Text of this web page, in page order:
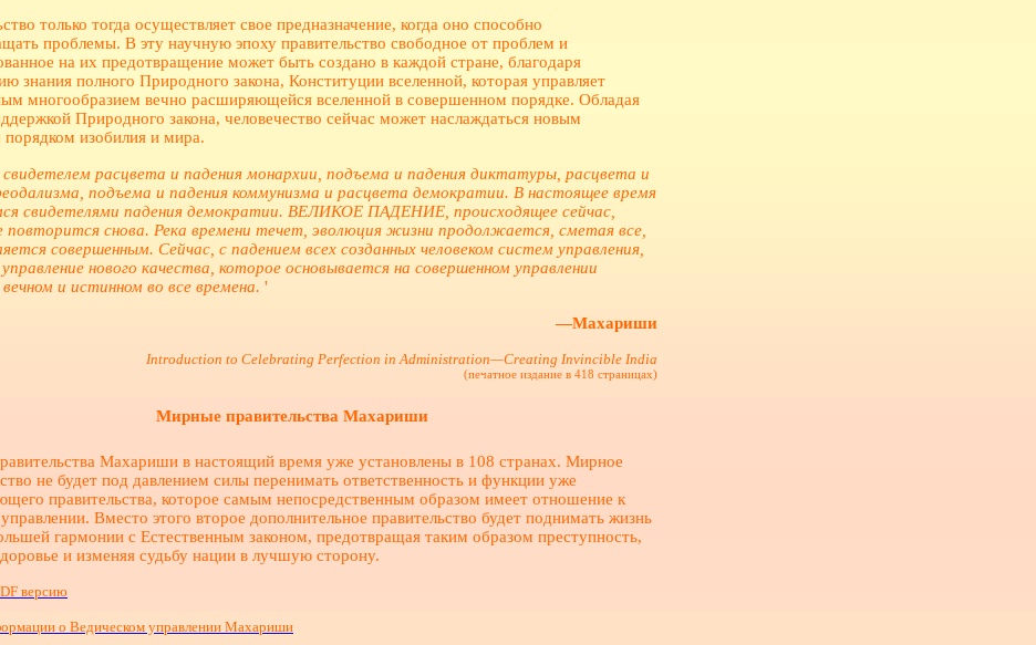
только тогда осуществляет свое предназначение, когда оно способно
проблемы. В эту научную эпоху правительство свободное от проблем и
на их предотвращение может быть создано в каждой стране, благодаря
знания полного Природного закона, Конституции вселенной, которая управляет
многообразием вечно расширяющейся вселенной в совершенном порядке. Обладая
Природного закона, человечество сейчас может наслаждаться новым
изобилия и мира.
расцвета и падения монархии, подъема и падения диктатуры, расцвета и
подъема и падения коммунизма и расцвета демократии. В настоящее время
свидетелями падения демократии. ВЕЛИКОЕ ПАДЕНИЕ, происходящее сейчас,
повторится снова. Река времени течет, эволюция жизни продолжается, сметая все,
совершенным. Сейчас, с падением всех созданных человеком систем управления,
нового качества, которое основывается на совершенном управлении
и истинном во все времена. '
—Махариши
Introduction to Celebrating Perfection in Administration—Creating Invincible India
(печатное издание в 418 страницах)
Мирные правительства Махариши
Махариши в настоящий время уже установлены в 108 странах. Мирное
не будет под давлением силы перенимать ответственность и функции уже
правительства, которое самым непосредственным образом имеет отношение к
Вместо этого второе дополнительное правительство будет поднимать жизнь
гармонии с Естественным законом, предотвращая таким образом преступность,
и изменяя судьбу нации в лучшую сторону.
версию
о Ведическом управлении Махариши